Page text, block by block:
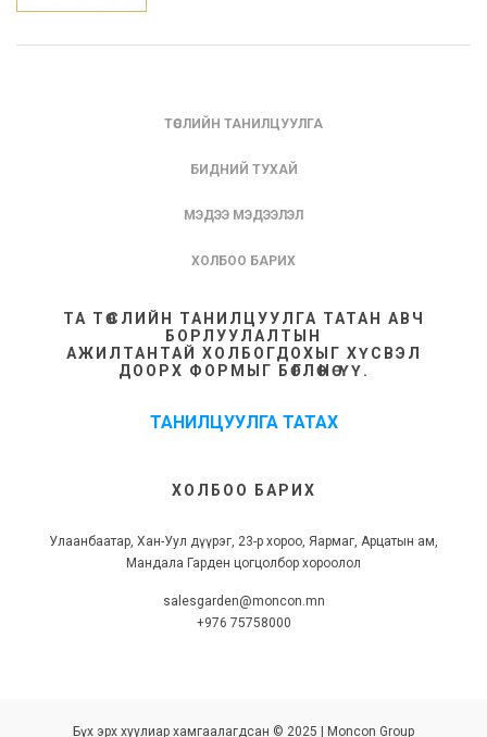
ТӨСЛИЙН ТАНИЛЦУУЛГА
БИДНИЙ ТУХАЙ
МЭДЭЭ МЭДЭЭЛЭЛ
ХОЛБОО БАРИХ
ТА ТӨСЛИЙН ТАНИЛЦУУЛГА ТАТАН АВЧ
БОРЛУУЛАЛТЫН
АЖИЛТАНТАЙ ХОЛБОГДОХЫГ ХҮСВЭЛ
ДООРХ ФОРМЫГ БӨГЛӨНӨ ҮҮ.
ТАНИЛЦУУЛГА ТАТАХ
ХОЛБОО БАРИХ
Улаанбаатар, Хан-Уул дүүрэг, 23-р хороо, Яармаг, Арцатын ам,
Мандала Гарден цогцолбор хороолол
salesgarden@moncon.mn
+976 75758000
Бүх эрх хуулиар хамгаалагдсан © 2025 | Moncon Group